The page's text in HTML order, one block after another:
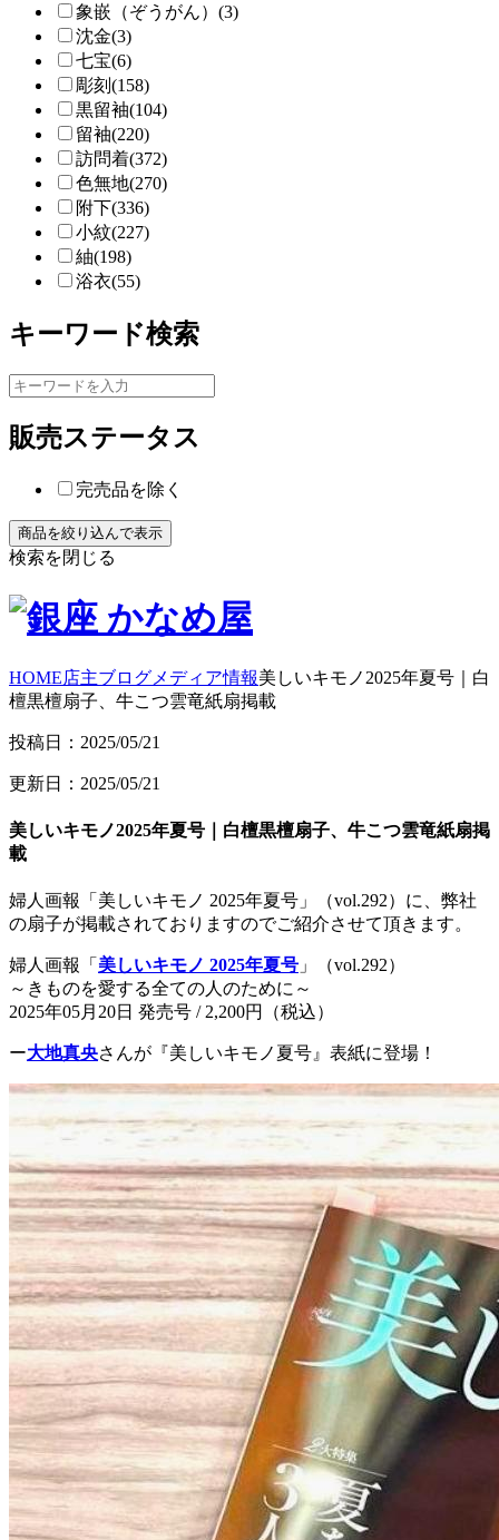
象嵌（ぞうがん）(3)
沈金(3)
七宝(6)
彫刻(158)
黒留袖(104)
留袖(220)
訪問着(372)
色無地(270)
附下(336)
小紋(227)
紬(198)
浴衣(55)
キーワード検索
販売ステータス
完売品を除く
検索を閉じる
HOME店主ブログ メディア情報美しいキモノ2025年夏号｜白
檀黒檀扇子、牛こつ雲竜紙扇掲載
投稿日：2025/05/21
更新日：2025/05/21
美しいキモノ2025年夏号｜白檀黒檀扇子、牛こつ雲竜紙扇掲
載
婦人画報「美しいキモノ 2025年夏号」（vol.292）に、弊社
の扇子が掲載されておりますのでご紹介させて頂きます。
婦人画報「 美しいキモノ 2025年夏号 」（vol.292）
～きものを愛する全ての人のために～
2025年05月20日 発売号 / 2,200円（税込）
ー大地真央さんが『美しいキモノ夏号』表紙に登場！